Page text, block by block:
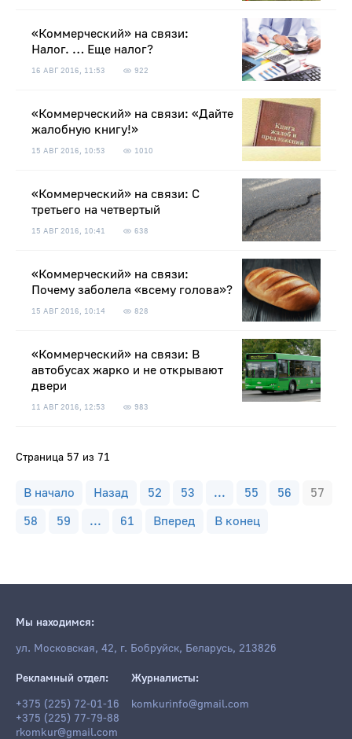
«Коммерческий» на связи:
Налог. … Еще налог?
16 АВГ 2016, 11:53 922
«Коммерческий» на связи: «Дайте
жалобную книгу!»
15 АВГ 2016, 10:53 1010
«Коммерческий» на связи: С
третьего на четвертый
15 АВГ 2016, 10:41 638
«Коммерческий» на связи:
Почему заболела «всему голова»?
15 АВГ 2016, 10:14 828
«Коммерческий» на связи: В
автобусах жарко и не открывают
двери
11 АВГ 2016, 12:53 983
Страница 57 из 71
В начало Назад 52 53 ... 55 56
57
58
59 ... 61 Вперед В конец
Мы находимся:
ул. Московская, 42, г. Бобруйск, Беларусь, 213826
Рекламный отдел:
+375 (225) 72-01-16
+375 (225) 77-79-88
rkomkur@gmail.com
Журналисты:
komkurinfo@gmail.com